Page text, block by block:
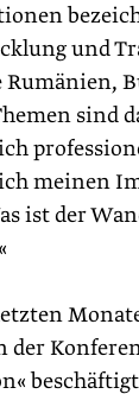
und
sind
meinen
ist der
der